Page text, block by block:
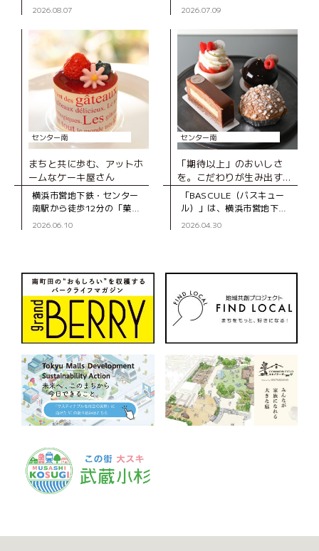
ずむ「ブーランジェD316
プンしたベーカリー。木の
ぬくもりを感じる店内のシ
ョー
2026.08.07
店」は、手作りハムとソー
の地元で長く親しまれてい
2026.07.09
センター南
まちと共に歩む、アットホ
ームなケーキ屋さん
横浜市営地下鉄・センター
南駅から徒歩12分の「菓子
工房スグーリ」は、パティ
は、センター南駅
2026.06.10
センター南
「期待以上」のおいしさ
を。こだわりが生み出す、
とびきりのスイーツ
「BASCULE（バスキュー
ル）」は、横浜市営地下
鉄・センター南駅から徒歩3
藤さんは、自
2026.04.30